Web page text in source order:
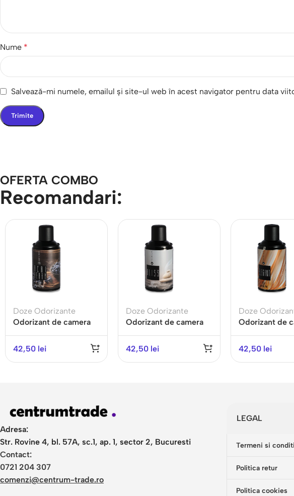
Nume *
Salvează-mi numele, emailul și site-ul web în acest navigator pentru data
OFERTA COMBO
Recomandari:
Doze Odorizante
Odorizant de camera
ACAI BERRY – Gama
PREMIUM
42,50 lei
Doze Odorizante
Odorizant de camera
BLISS -Gama
PREMIUM
42,50 lei
Doze
Odorizant de
ELEGANT-
PREMIUM
42,50 lei
Adresa:
Str. Rovine 4, bl. 57A, sc.1, ap. 1, sector 2, Bucuresti
Contact:
0721 204 307
comenzi@centrum-trade.ro
LEGAL
Termeni si
Politica retur
Politica cookies